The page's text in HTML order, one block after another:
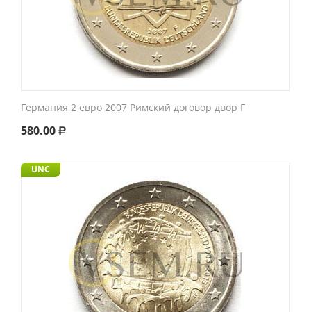
Германия 2 евро 2007 Римский договор двор F
580.00 Р
UNC